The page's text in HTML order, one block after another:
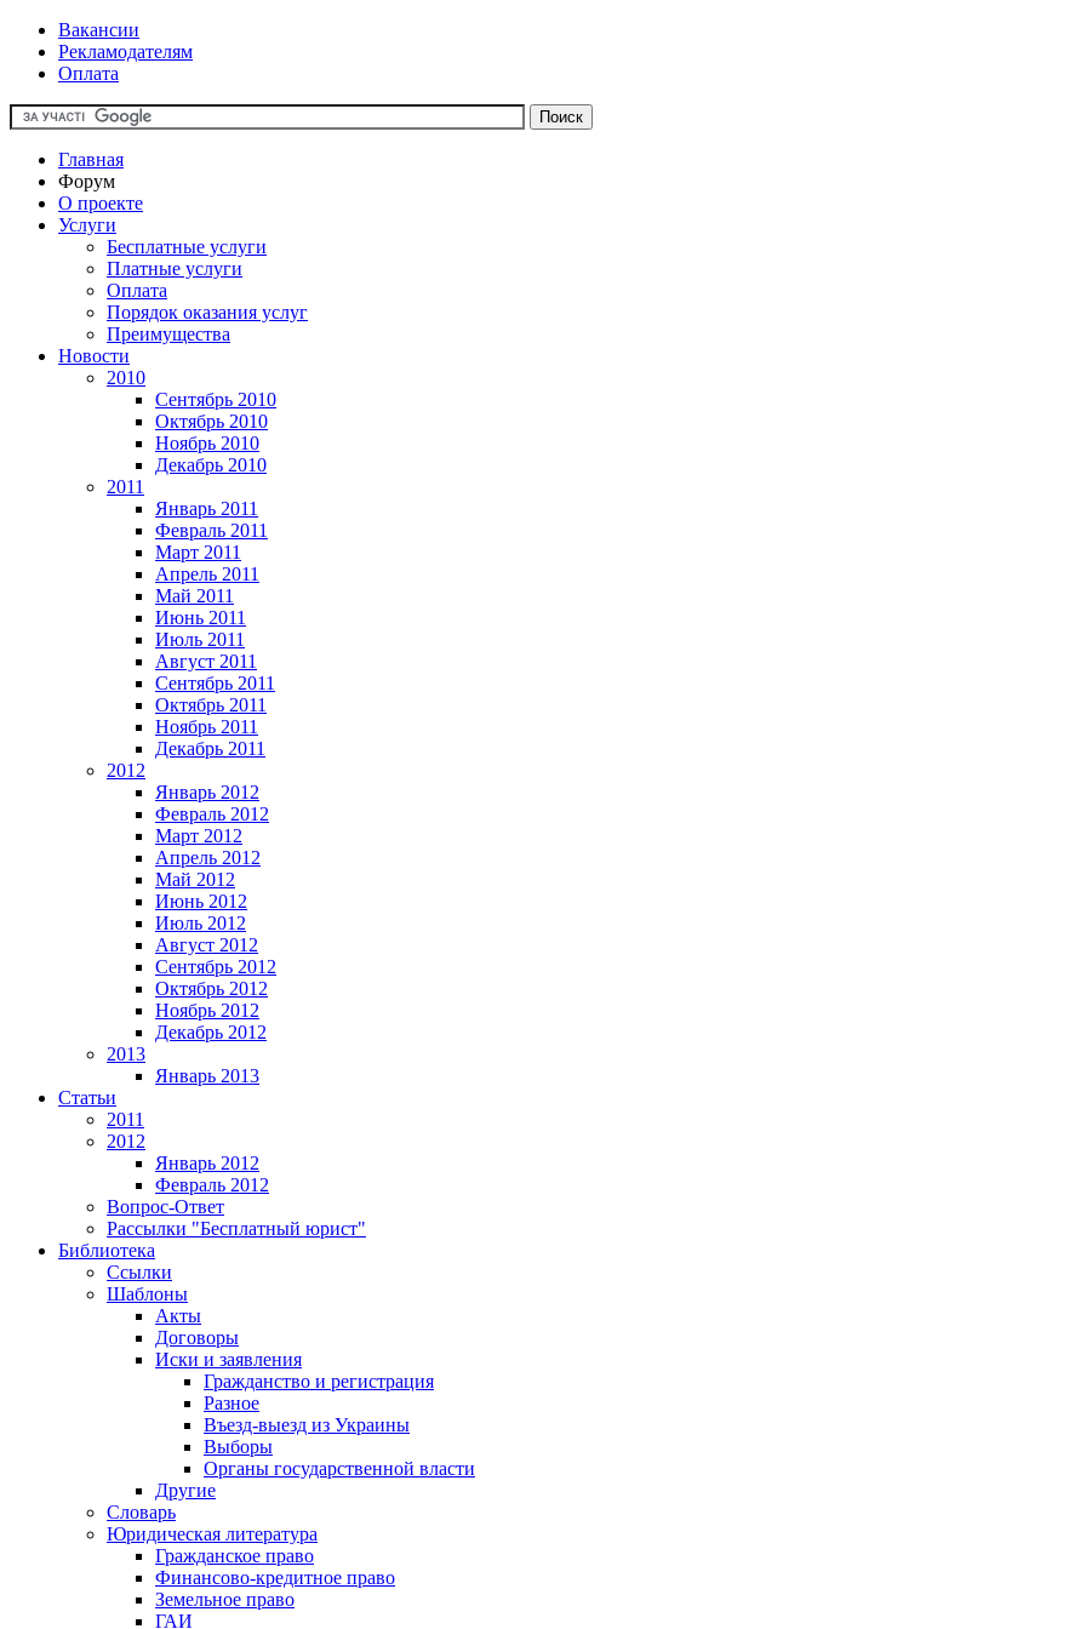
Вакансии
Рекламодателям
Оплата
Главная
Форум
О проекте
Услуги
Бесплатные услуги
Платные услуги
Оплата
Порядок оказания услуг
Преимущества
Новости
2010
Сентябрь 2010
Октябрь 2010
Ноябрь 2010
Декабрь 2010
2011
Январь 2011
Февраль 2011
Март 2011
Апрель 2011
Май 2011
Июнь 2011
Июль 2011
Август 2011
Сентябрь 2011
Октябрь 2011
Ноябрь 2011
Декабрь 2011
2012
Январь 2012
Февраль 2012
Март 2012
Апрель 2012
Май 2012
Июнь 2012
Июль 2012
Август 2012
Сентябрь 2012
Октябрь 2012
Ноябрь 2012
Декабрь 2012
2013
Январь 2013
Статьи
2011
2012
Январь 2012
Февраль 2012
Вопрос-Ответ
Рассылки "Бесплатный юрист"
Библиотека
Ссылки
Шаблоны
Акты
Договоры
Иски и заявления
Гражданство и регистрация
Разное
Въезд-выезд из Украины
Выборы
Органы государственной власти
Другие
Словарь
Юридическая литература
Гражданское право
Финансово-кредитное право
Земельное право
ГАИ